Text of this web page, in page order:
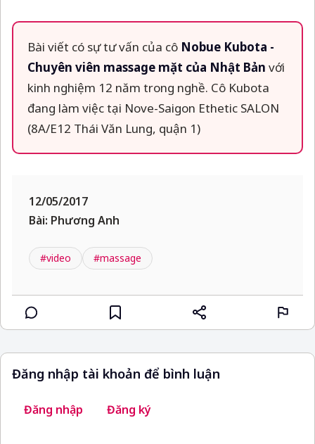
Bài viết có sự tư vấn của cô Nobue Kubota -
Chuyên viên massage mặt của Nhật Bản với
kinh nghiệm 12 năm trong nghề. Cô Kubota
đang làm việc tại Nove-Saigon Ethetic SALON
(8A/E12 Thái Văn Lung, quận 1)
12/05/2017
Bài: Phương Anh
#video #massage
Đăng nhập tài khoản để bình luận
Đăng nhập Đăng ký